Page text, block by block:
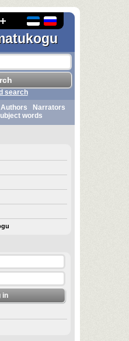
search
Authors
Narrators
words